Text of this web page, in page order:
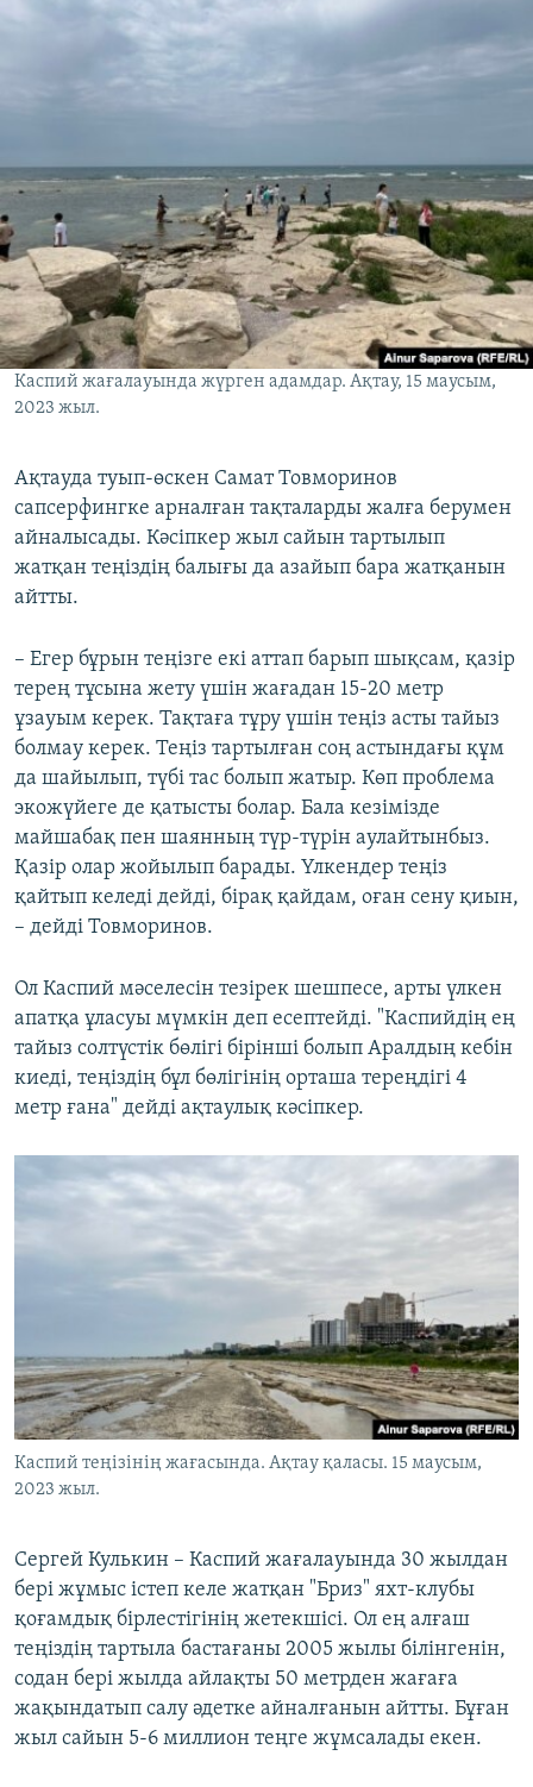
Каспий жағалауында жүрген адамдар. Ақтау, 15 маусым,
2023 жыл.
Ақтауда туып-өскен Самат Товморинов
сапсерфингке арналған тақталарды жалға берумен
айналысады. Кәсіпкер жыл сайын тартылып
жатқан теңіздің балығы да азайып бара жатқанын
айтты.
– Егер бұрын теңізге екі аттап барып шықсам, қазір
терең тұсына жету үшін жағадан 15-20 метр
ұзауым керек. Тақтаға тұру үшін теңіз асты тайыз
болмау керек. Теңіз тартылған соң астындағы құм
да шайылып, түбі тас болып жатыр. Көп проблема
экожүйеге де қатысты болар. Бала кезімізде
майшабақ пен шаянның түр-түрін аулайтынбыз.
Қазір олар жойылып барады. Үлкендер теңіз
қайтып келеді дейді, бірақ қайдам, оған сену қиын,
– дейді Товморинов.
Ол Каспий мәселесін тезірек шешпесе, арты үлкен
апатқа ұласуы мүмкін деп есептейді. "Каспийдің ең
тайыз солтүстік бөлігі бірінші болып Аралдың кебін
киеді, теңіздің бұл бөлігінің орташа тереңдігі 4
метр ғана" дейді ақтаулық кәсіпкер.
Каспий теңізінің жағасында. Ақтау қаласы. 15 маусым,
2023 жыл.
Сергей Кулькин – Каспий жағалауында 30 жылдан
бері жұмыс істеп келе жатқан "Бриз" яхт-клубы
қоғамдық бірлестігінің жетекшісі. Ол ең алғаш
теңіздің тартыла бастағаны 2005 жылы білінгенін,
содан бері жылда айлақты 50 метрден жағаға
жақындатып салу әдетке айналғанын айтты. Бұған
жыл сайын 5-6 миллион теңге жұмсалады екен.